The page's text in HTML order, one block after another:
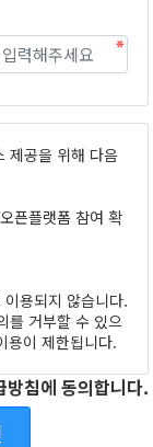
제공을 위해 다음
픈플랫폼 참여 확
용되지 않습니다.
를 거부할 수 있으
용이 제한됩니다.
방침에 동의합니다.